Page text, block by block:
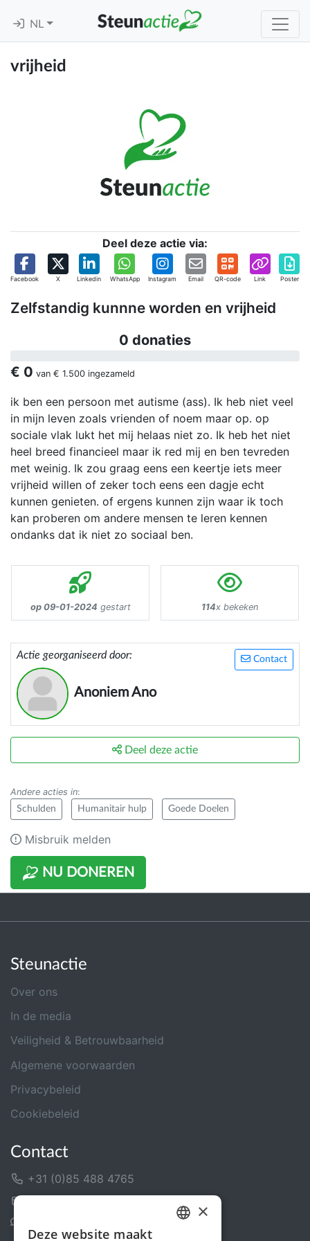
NL
vrijheid
Deel deze actie via:
Facebook X Linkedin WhatsApp Instagram Email QR-code Link Poster
Zelfstandig kunnne worden en vrijheid
0 donaties
€ 0 van € 1.500 ingezameld
ik ben een persoon met autisme (ass). Ik heb niet veel
in mijn leven zoals vrienden of noem maar op. op
sociale vlak lukt het mij helaas niet zo. Ik heb het niet
heel breed financieel maar ik red mij en ben tevreden
met weinig. Ik zou graag eens een keertje iets meer
vrijheid willen of zeker toch eens een dagje echt
kunnen genieten. of ergens kunnen zijn waar ik toch
kan proberen om andere mensen te leren kennen
ondanks dat ik niet zo sociaal ben.
op 09-01-2024 gestart 114x bekeken
Contact
Actie georganiseerd door:
Anoniem Ano
NU DONEREN
Deel deze actie
Andere acties in:
Schulden Humanitair hulp Goede Doelen
Misbruik melden
Steunactie
Over ons
In de media
Veiligheid & Betrouwbaarheid
Algemene voorwaarden
Privacybeleid
Cookiebeleid
Contact
+31 (0)85 488 4765
×
Deze website maakt